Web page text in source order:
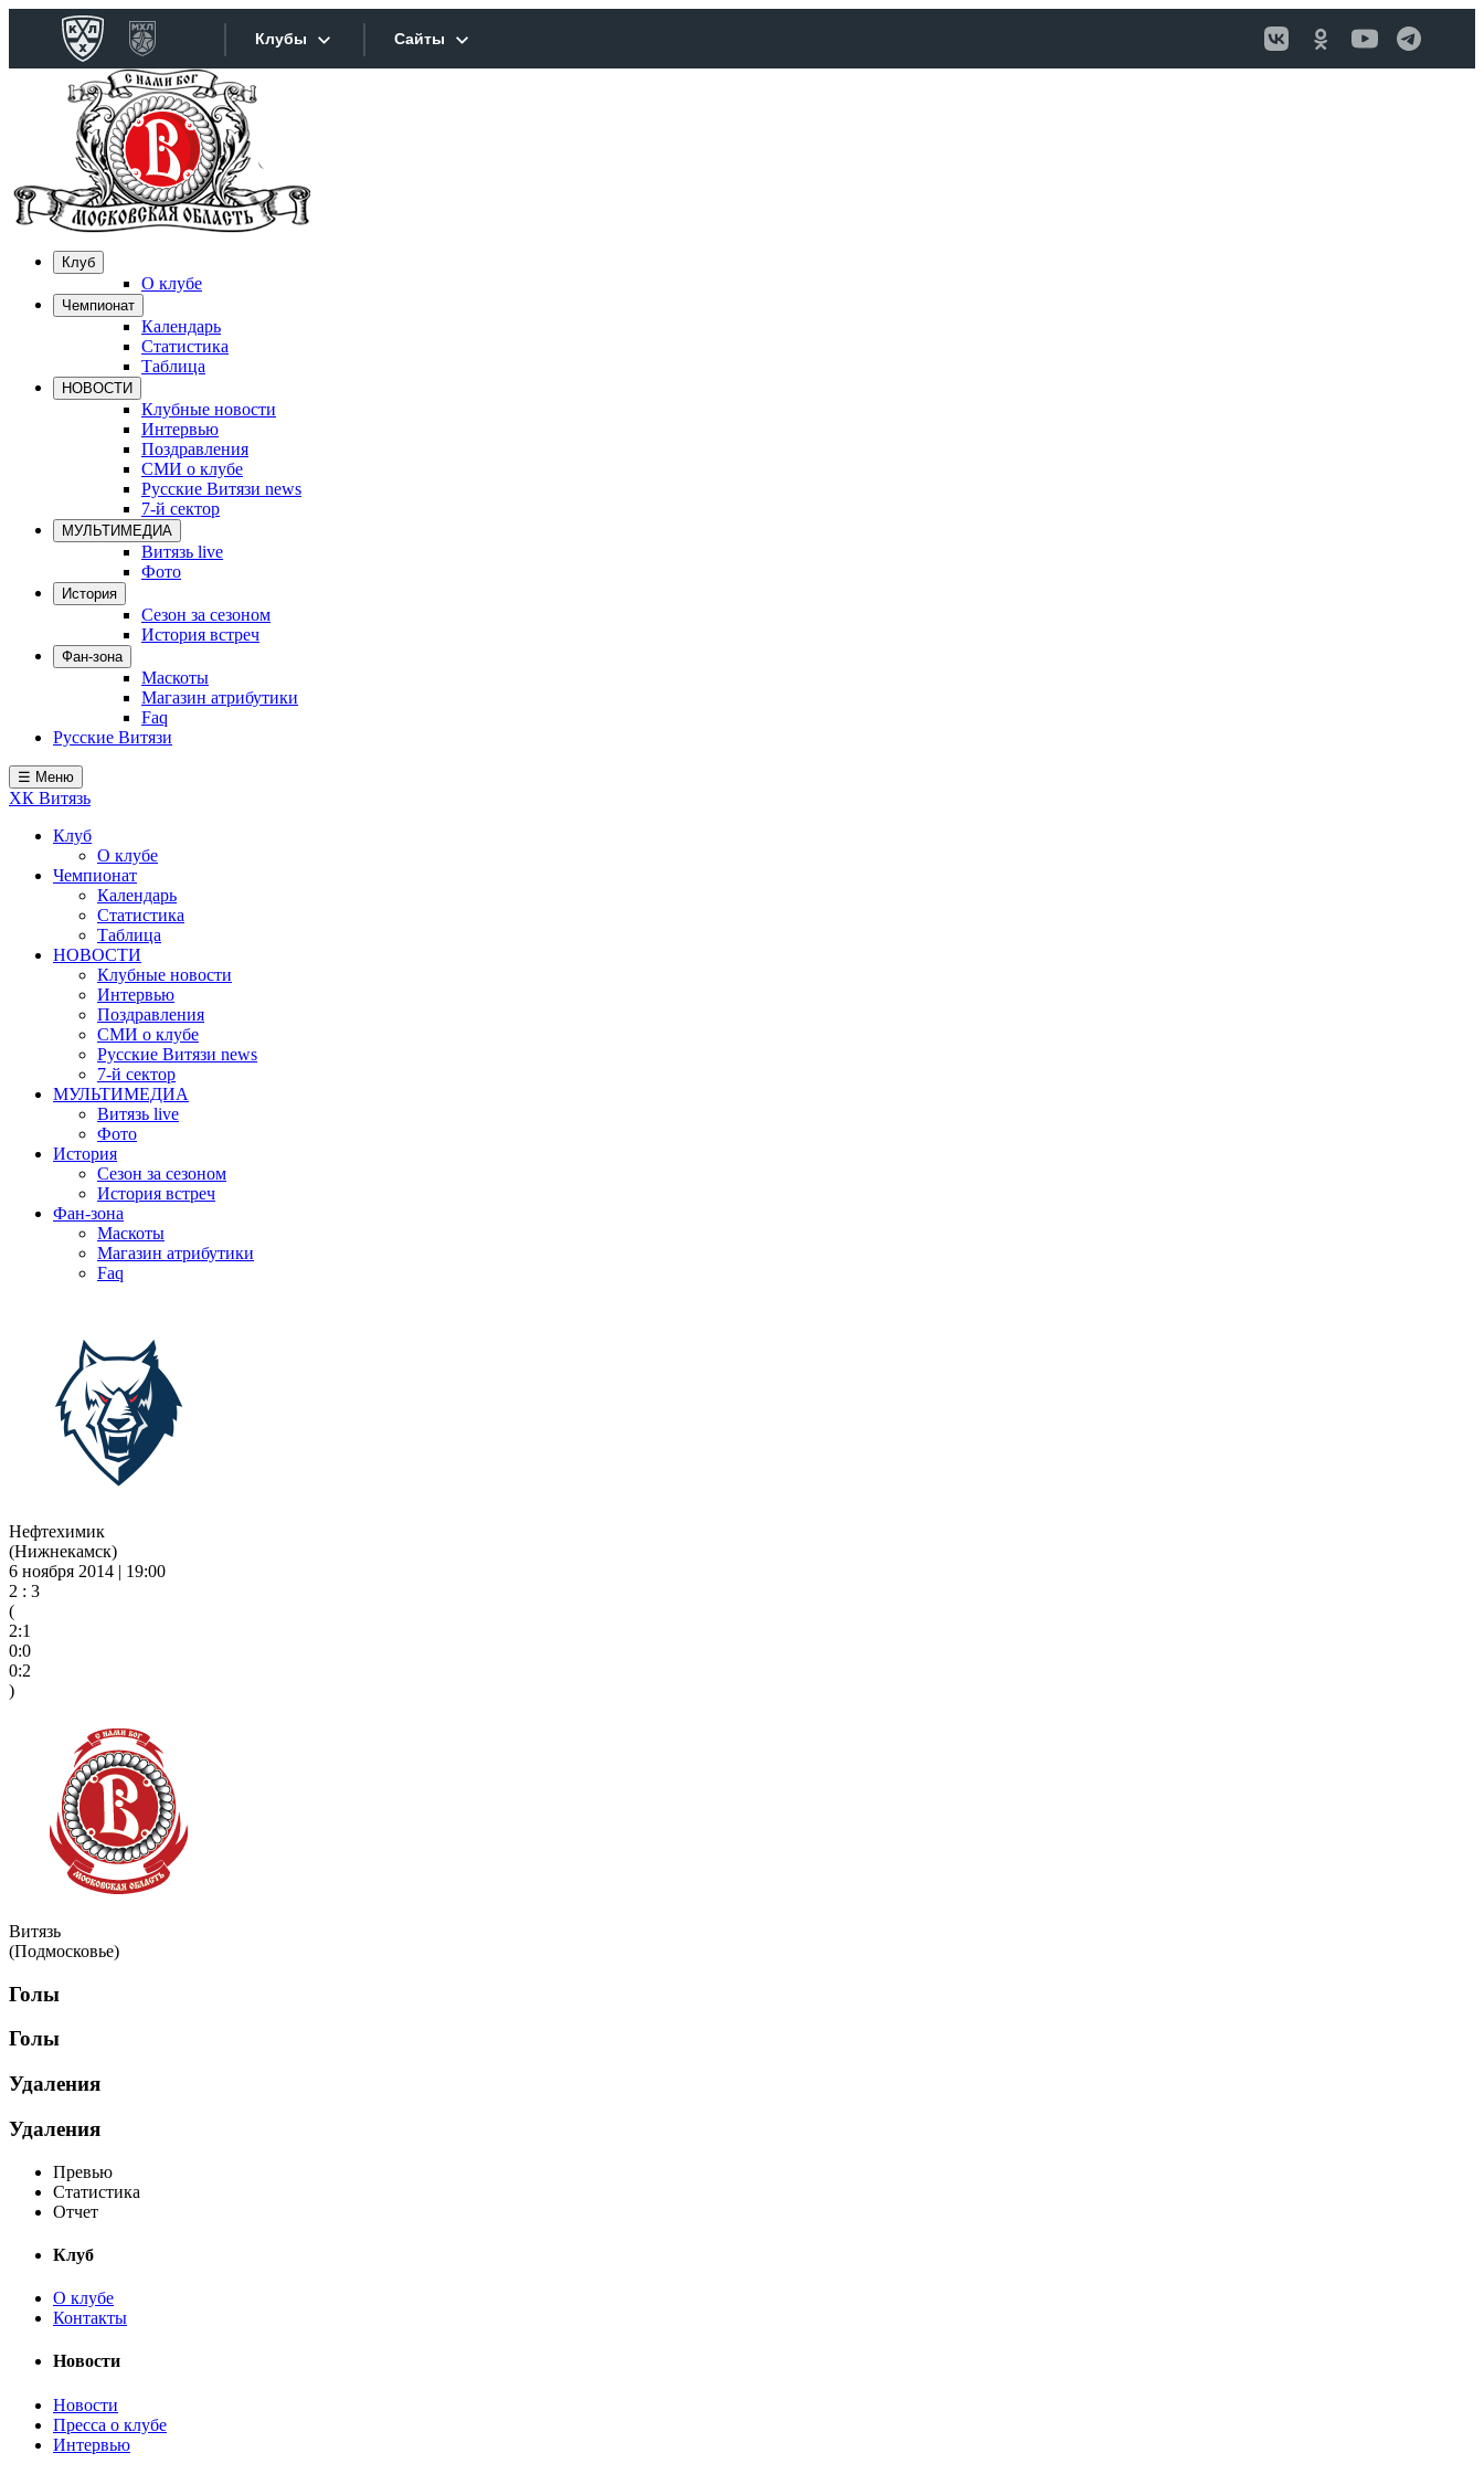
Клубы
Дивизион Боброва
Лада
СКА
Дивизион Тарасова
Сайты
Клуб
О клубе
Чемпионат
Календарь
Статистика
Таблица
НОВОСТИ
Клубные новости
Интервью
Поздравления
СМИ о клубе
Русские Витязи news
7-й сектор
МУЛЬТИМЕДИА
Витязь live
Фото
История
Сезон за сезоном
История встреч
Фан-зона
Маскоты
Магазин атрибутики
Faq
Русские Витязи
☰ Меню
ХК Витязь
Клуб
О клубе
Чемпионат
Календарь
Статистика
Таблица
НОВОСТИ
Клубные новости
Интервью
Поздравления
СМИ о клубе
Русские Витязи news
7-й сектор
МУЛЬТИМЕДИА
Витязь live
Фото
История
Сезон за сезоном
История встреч
Фан-зона
Маскоты
Магазин атрибутики
Faq
Нефтехимик
(Нижнекамск)
6 ноября 2014 | 19:00
2 : 3
(
2:1
0:0
0:2
)
Витязь
(Подмосковье)
Голы
Голы
Удаления
Удаления
Превью
Статистика
Отчет
Клуб
О клубе
Контакты
Новости
Новости
Пресса о клубе
Интервью